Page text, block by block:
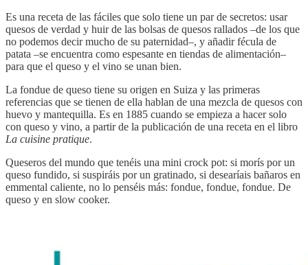
Es una receta de las fáciles que solo tiene un par de secretos: usar
quesos de verdad y huir de las bolsas de quesos rallados –de los que
no podemos decir mucho de su paternidad–, y añadir fécula de
patata –se encuentra como espesante en tiendas de alimentación–
para que el queso y el vino se unan bien.
La fondue de queso tiene su origen en Suiza y las primeras
referencias que se tienen de ella hablan de una mezcla de quesos con
huevo y mantequilla. Es en 1885 cuando se empieza a hacer solo
con queso y vino, a partir de la publicación de una receta en el libro
La cuisine pratique.
Queseros del mundo que tenéis una mini crock pot: si morís por un
queso fundido, si suspiráis por un gratinado, si desearíais bañaros en
emmental caliente, no lo penséis más: fondue, fondue, fondue. De
queso y en slow cooker.